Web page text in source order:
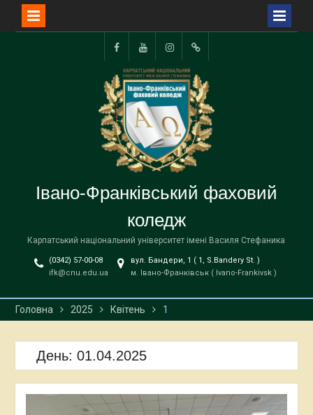
FacebookYouTubeInstagramTikTok
Івано-Франківський фаховий
коледж
Карпатський національний університет імені Василя Стефаника
(0342) 57-00-08
ifk@cnu.edu.ua
вул. Бандери, 1 ( 1, S.Bandery St. )
м. Івано-Франківськ ( Ivano-Frankivsk )
Головна 2025 Квітень 1
День: 01.04.2025